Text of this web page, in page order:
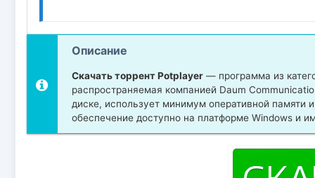
Описание
Скачать торрент Potplayer— программа из
распространяемая компанией Daum
диске, использует минимум оперативной
обеспечение доступно на платформе Windows и